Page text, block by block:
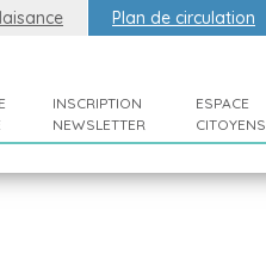
Plan de circulation
INSCRIPTION
NEWSLETTER
ESPACE
CITOYENS